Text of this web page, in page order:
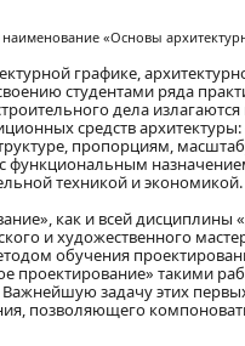
«Основы
графике,
студентами ряда
дела
средств
пропорциям,
функциональным
техникой и экономикой.
как и всей дисциплины
и художественного
обучения
проектирование» такими
задачу этих
позволяющего